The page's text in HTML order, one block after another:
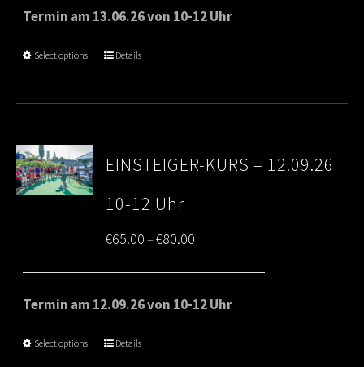
€65.00
Termin am 13.06.26 von 10-12 Uhr
Select options Details
EINSTEIGER-KURS – 12.09.26
10-12 Uhr
€65.00–€80.00
range:
€65.00
Termin am 12.09.26 von 10-12 Uhr
Select options Details